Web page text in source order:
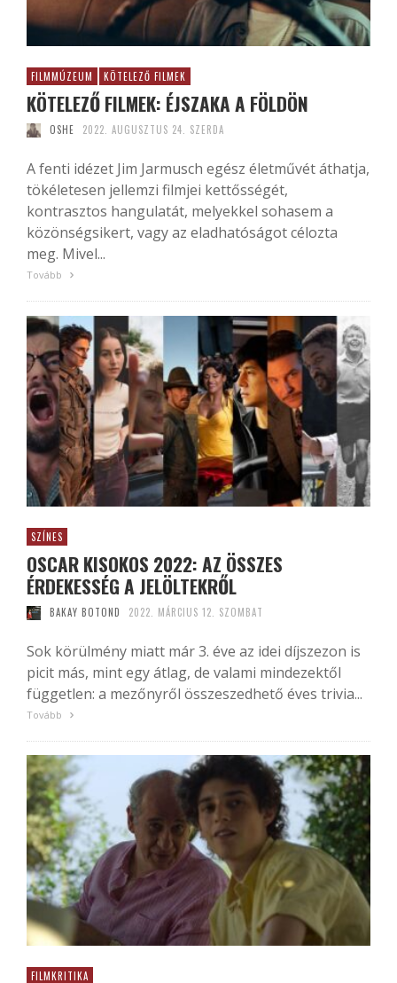
FILMMÚZEUM KÖTELEZŐ FILMEK
KÖTELEZŐ FILMEK: ÉJSZAKA A FÖLDÖN
OSHE 2022. AUGUSZTUS 24. SZERDA
A fenti idézet Jim Jarmusch egész életművét áthatja,
tökéletesen jellemzi filmjei kettősségét,
kontrasztos hangulatát, melyekkel sohasem a
közönségsikert, vagy az eladhatóságot célozta
meg. Mivel...
Tovább
SZÍNES
OSCAR KISOKOS 2022: AZ ÖSSZES
ÉRDEKESSÉG A JELÖLTEKRŐL
BAKAY BOTOND 2022. MÁRCIUS 12. SZOMBAT
Sok körülmény miatt már 3. éve az idei díjszezon is
picit más, mint egy átlag, de valami mindezektől
független: a mezőnyről összeszedhető éves trivia...
Tovább
FILMKRITIKA